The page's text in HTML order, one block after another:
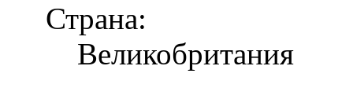
Страна:
Великобритания